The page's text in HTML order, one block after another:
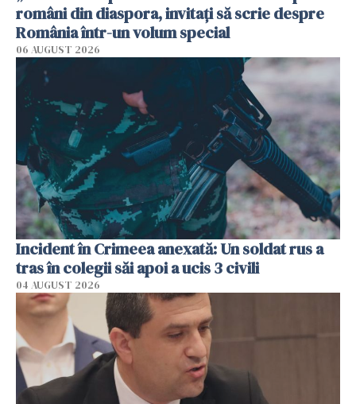
români din diaspora, invitați să scrie despre
România într-un volum special
06 AUGUST 2026
Incident în Crimeea anexată: Un soldat rus a
tras în colegii săi apoi a ucis 3 civili
04 AUGUST 2026